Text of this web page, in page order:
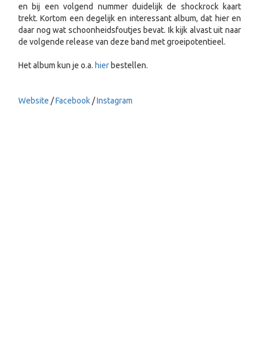
en bij een volgend nummer duidelijk de shockrock kaart
trekt. Kortom een degelijk en interessant album, dat hier en
daar nog wat schoonheidsfoutjes bevat. Ik kijk alvast uit naar
de volgende release van deze band met groeipotentieel.
Het album kun je o.a. hier bestellen.
Website /Facebook /Instagram